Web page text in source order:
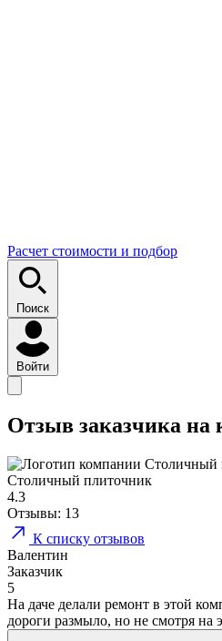
Расчет стоимости и подбор
Поиск
Войти
Отзыв заказчика
Столичный плиточник
4.3
Отзывы: 13
К списку отзывов
Валентин
Заказчик
5
На даче делали ремонт в этой
дороги размыло, но не смотря на